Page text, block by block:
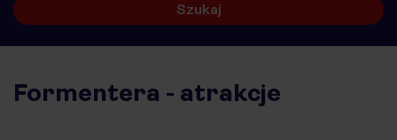
Szukaj
Formentera - atrakcje